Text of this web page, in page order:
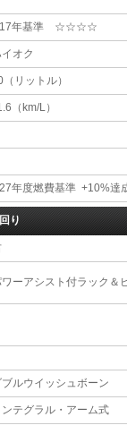
年基準 ☆☆☆☆
オク
（リットル）
（km/L）
年度燃費基準 +10%達
り
ーアシスト付ラック＆
ルウイッシュボーン
テグラル・アーム式